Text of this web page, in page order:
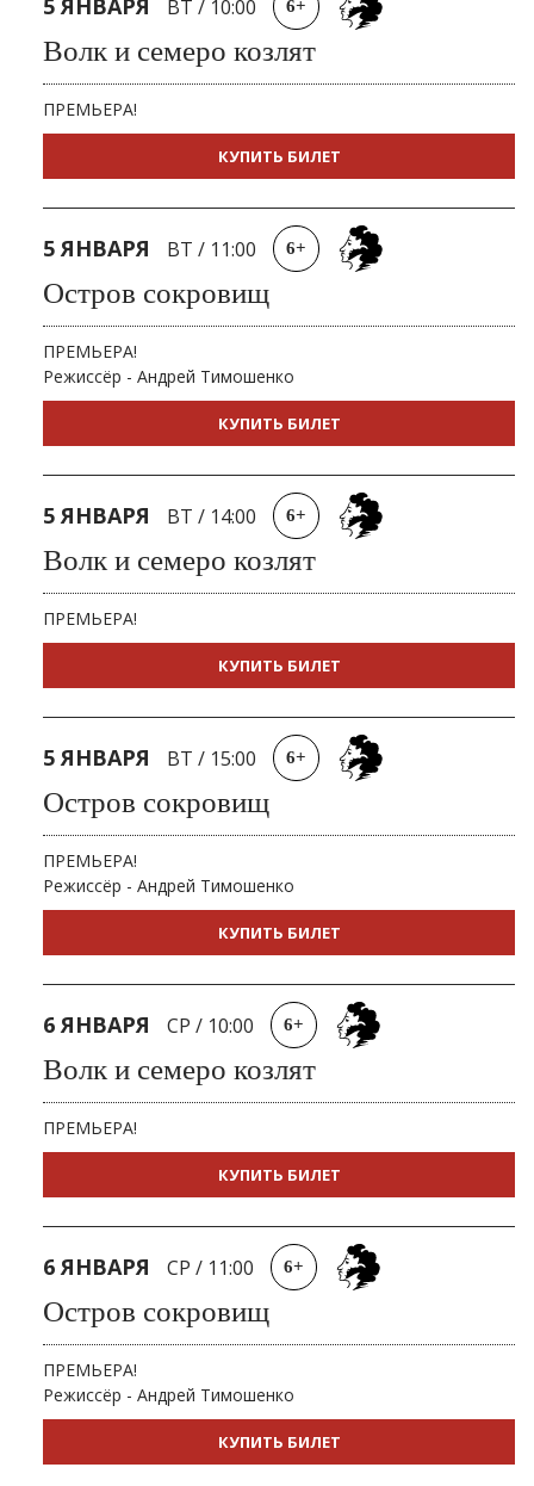
ВТ / 10:00 6+
Волк и семеро козлят
ПРЕМЬЕРА!
КУПИТЬ БИЛЕТ
5 ЯНВАРЯ ВТ / 11:00 6+
Остров сокровищ
ПРЕМЬЕРА!
Режиссёр - Андрей Тимошенко
КУПИТЬ БИЛЕТ
5 ЯНВАРЯ ВТ / 14:00 6+
Волк и семеро козлят
ПРЕМЬЕРА!
КУПИТЬ БИЛЕТ
5 ЯНВАРЯ ВТ / 15:00 6+
Остров сокровищ
ПРЕМЬЕРА!
Режиссёр - Андрей Тимошенко
КУПИТЬ БИЛЕТ
6 ЯНВАРЯ СР / 10:00 6+
Волк и семеро козлят
ПРЕМЬЕРА!
КУПИТЬ БИЛЕТ
6 ЯНВАРЯ СР / 11:00 6+
Остров сокровищ
ПРЕМЬЕРА!
Режиссёр - Андрей Тимошенко
КУПИТЬ БИЛЕТ